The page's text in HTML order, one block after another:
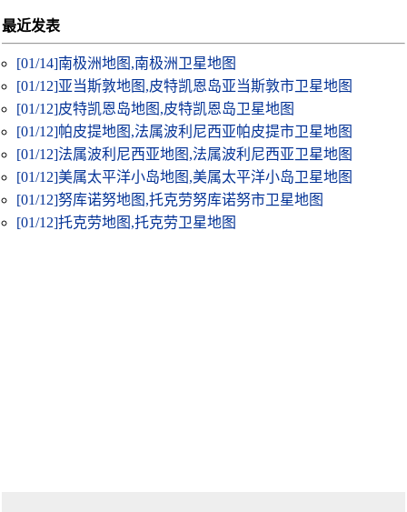
最近发表
[01/14]南极洲地图,南极洲卫星地图
[01/12]亚当斯敦地图,皮特凯恩岛亚当斯敦市卫星地图
[01/12]皮特凯恩岛地图,皮特凯恩岛卫星地图
[01/12]帕皮提地图,法属波利尼西亚帕皮提市卫星地图
[01/12]法属波利尼西亚地图,法属波利尼西亚卫星地图
[01/12]美属太平洋小岛地图,美属太平洋小岛卫星地图
[01/12]努库诺努地图,托克劳努库诺努市卫星地图
[01/12]托克劳地图,托克劳卫星地图